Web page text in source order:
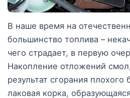
В наше время на
большинство топлива –
чего страдает, в первую
Накопление отложений
результат сгорания плохого
лаковая корка,